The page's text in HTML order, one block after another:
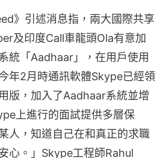
》引述消息指，兩大國際共享
及印度Call車龍頭Ola有意加
統「Aadhaar」，在用戶使用
年2月時通訊軟體Skype已經領
版，加入了Aadhaar系統並增
上進行的面試提供多層保
人，知道自己在和真正的求職
心。」Skype工程師Rahul